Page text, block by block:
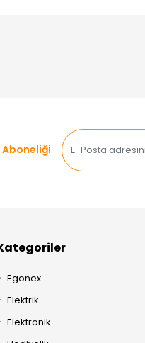
Aboneliği
Egonex
Elektrik
Elektronik